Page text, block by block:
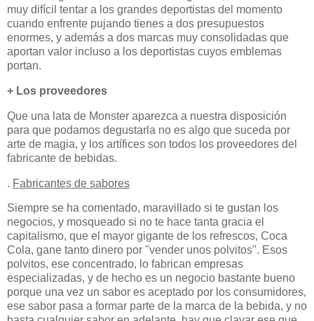
muy difícil tentar a los grandes deportistas del momento
cuando enfrente pujando tienes a dos presupuestos
enormes, y además a dos marcas muy consolidadas que
aportan valor incluso a los deportistas cuyos emblemas
portan.
+ Los proveedores
Que una lata de Monster aparezca a nuestra disposición
para que podamos degustarla no es algo que suceda por
arte de magia, y los artífices son todos los proveedores del
fabricante de bebidas.
. Fabricantes de sabores
Siempre se ha comentado, maravillado si te gustan los
negocios, y mosqueado si no te hace tanta gracia el
capitalismo, que el mayor gigante de los refrescos, Coca
Cola, gane tanto dinero por "vender unos polvitos". Esos
polvitos, ese concentrado, lo fabrican empresas
especializadas, y de hecho es un negocio bastante bueno
porque una vez un sabor es aceptado por los consumidores,
ese sabor pasa a formar parte de la marca de la bebida, y no